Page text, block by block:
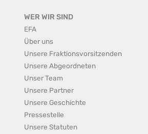
WER WIR SIND
EFA
Über uns
Unsere Fraktionsvorsitzenden
Unsere Abgeordneten
Unser Team
Unsere Partner
Unsere Geschichte
Pressestelle
Unsere Statuten